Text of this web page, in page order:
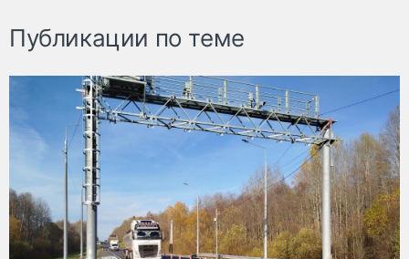
Публикации по теме